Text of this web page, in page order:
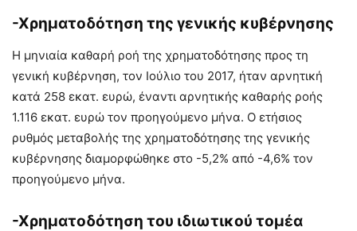
-Χρηματοδότηση της γενικής κυβέρνησης
Η μηνιαία καθαρή ροή της χρηματοδότησης προς τη
γενική κυβέρνηση, τον Ιούλιο του 2017, ήταν αρνητική
κατά 258 εκατ. ευρώ, έναντι αρνητικής καθαρής ροής
1.116 εκατ. ευρώ τον προηγούμενο μήνα. Ο ετήσιος
ρυθμός μεταβολής της χρηματοδότησης της γενικής
κυβέρνησης διαμορφώθηκε στο -5,2% από -4,6% τον
προηγούμενο μήνα.
-Χρηματοδότηση του ιδιωτικού τομέα